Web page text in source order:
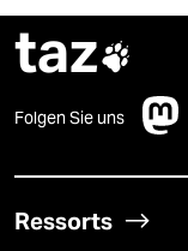
taz
Folgen Sie uns
Ressorts